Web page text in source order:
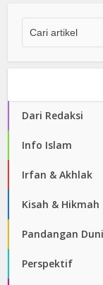
Dari Redaksi
Info Islam
Irfan & Akhlak
Kisah & Hikmah
Pandangan
Perspektif